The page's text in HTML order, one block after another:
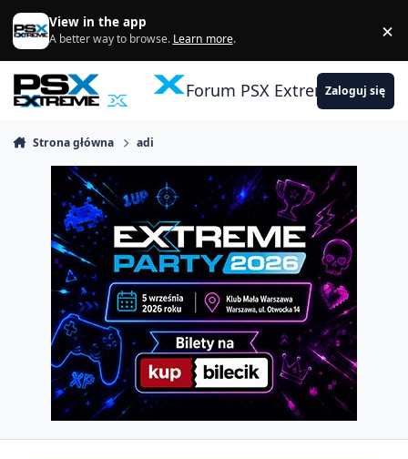
Skocz do zawartości
View in the app
A better way to browse. Learn more. ×
Forum PSX ExtremeZaloguj się
Strona główna adi